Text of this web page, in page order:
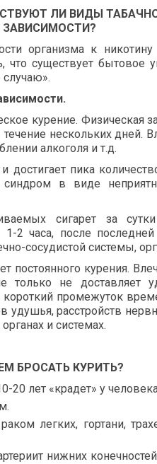
ЛИ ВИДЫ
ЗАВИСИМОСТИ?
организма к
существует бытовое
курение. Физическая
нескольких дней.
алкоголя и т.д.
и достигает пика
синдром в виде
сигарет за
2 часа, после
сосудистой системы,
постоянного курения.
только не доставляет
промежуток
удушья, расстройств
и системах.
БРОСАТЬ КУРИТЬ?
лет «крадет» у
легких, гортани,
нижних